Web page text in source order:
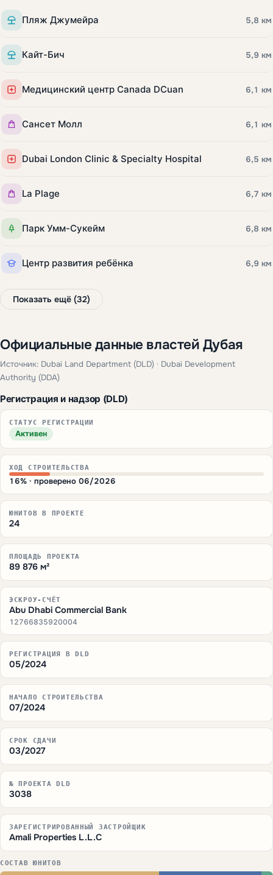
Пляж Джумейра 5,8 км
Кайт-Бич 5,9 км
Медицинский центр Canada DCuan 6,1 км
Сансет Молл 6,1 км
Dubai London Clinic & Specialty Hospital 6,5 км
La Plage 6,7 км
Парк Умм-Сукейм 6,8 км
Центр развития ребёнка 6,9 км
Показать ещё (32)
Официальные данные властей Дубая
Источник: Dubai Land Department (DLD) · Dubai Development
Authority (DDA)
Регистрация и надзор (DLD)
СТАТУС РЕГИСТРАЦИИ
Активен
ХОД СТРОИТЕЛЬСТВА
16% · проверено 06/2026
ЮНИТОВ В ПРОЕКТЕ
24
ПЛОЩАДЬ ПРОЕКТА
89 876 м²
ЭСКРОУ-СЧЁТ
Abu Dhabi Commercial Bank
12766835920004
РЕГИСТРАЦИЯ В DLD
05/2024
НАЧАЛО СТРОИТЕЛЬСТВА
07/2024
СРОК СДАЧИ
03/2027
№ ПРОЕКТА DLD
3038
ЗАРЕГИСТРИРОВАННЫЙ ЗАСТРОЙЩИК
Amali Properties L.L.C
СОСТАВ ЮНИТОВ